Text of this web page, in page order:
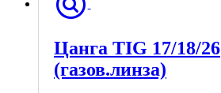
Цанга TIG 17/18/26
(газов.линза)